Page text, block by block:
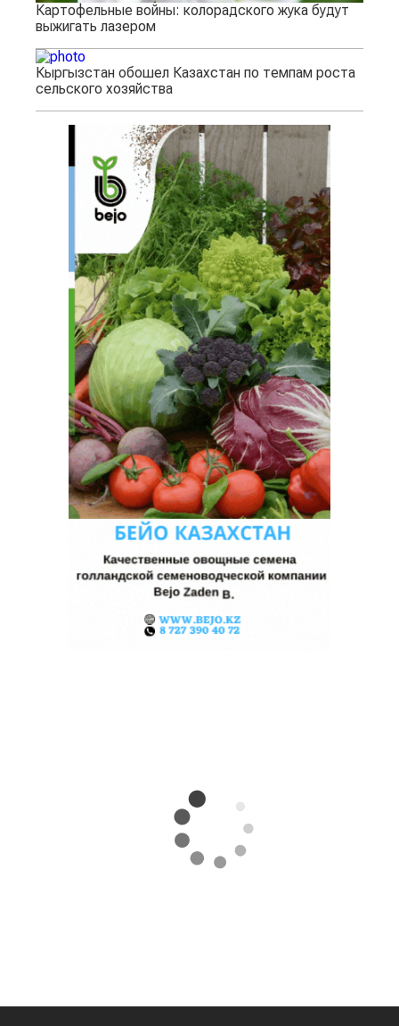
Картофельные войны: колорадского жука будут
выжигать лазером
Кыргызстан обошел Казахстан по темпам роста
сельского хозяйства